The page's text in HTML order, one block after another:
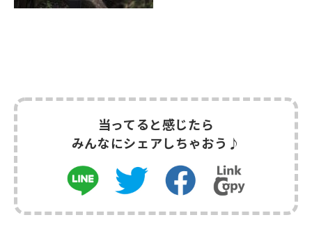
当ってると感じたら
みんなにシェアしちゃおう♪